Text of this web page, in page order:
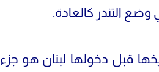
التندر كالعادة.
قبل دخولها لبنان هو جزء